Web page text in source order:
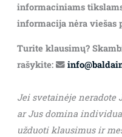
informaciniams
informacija nėra viešas
Turite klausimų?
rašykite:
Jei svetainėje neradote
ar Jus domina
užduoti klausimus ir